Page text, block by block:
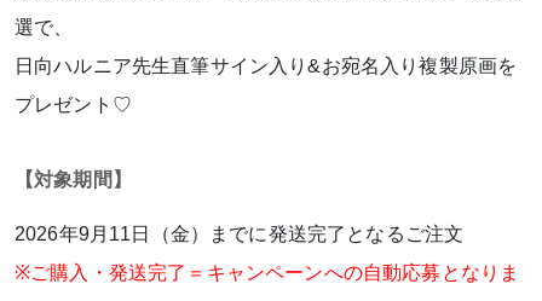
選で、
日向ハルニア先生直筆サイン入り&お宛名入り複製原画を
プレゼント♡
【対象期間】
2026年9月11日（金）までに発送完了となるご注文
※ご購入・発送完了＝キャンペーンへの自動応募となりま